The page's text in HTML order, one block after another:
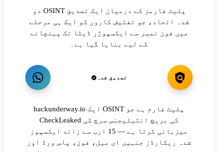
دو OSINT پلیٹ فارمز کے درمیان ایک تصدیق
شدہ اتحاد، جو تفتیش کاروں کو ایک ہی مرحلے
میں فون نمبر سے ایکسپوژر ڈیٹا تک پہنچانے
کے لیے بنایا گیا ہے۔
تصدیق شدہ
hackunderway.io ایک OSINT پلیٹ فارم ہے جو
CheckLeaked کی بریچ انٹیلیجنس سرچ کی
میزبانی کرتا ہے — 15 ارب سے زائد ایکسپوز
شدہ ریکارڈز جنہیں ای میل، فون، پاس ورڈ اور